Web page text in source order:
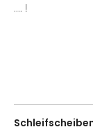
.... !